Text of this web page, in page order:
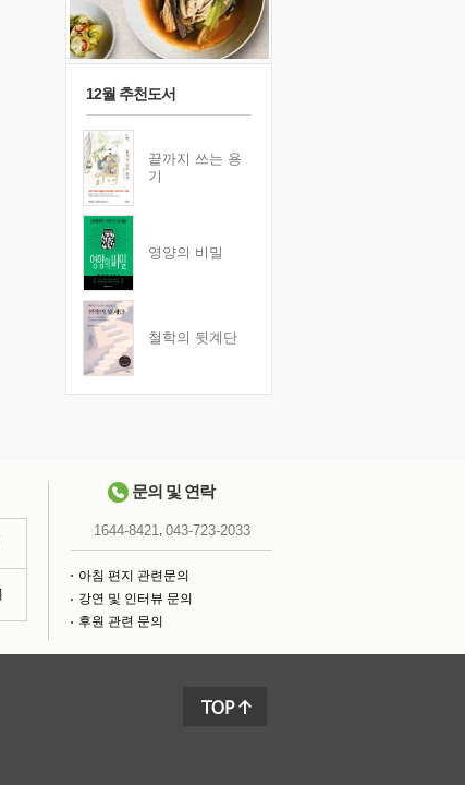
12월 추천도서
끝까지 쓰는 용
기
영양의 비밀
철학의 뒷계단
문의 및 연락
1644-8421, 043-723-2033
아침 편지 관련문의
강연 및 인터뷰 문의
후원 관련 문의